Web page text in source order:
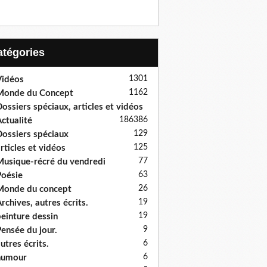
1301
du Concept 1162
spéciaux, articles et vidéos
386
186
spéciaux 129
et vidéos 125
récré du vendredi 77
63
du concept 26
autres écrits. 19
dessin 19
du jour. 9
écrits. 6
6